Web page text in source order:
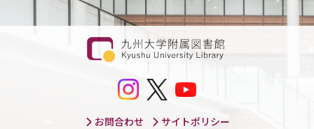
お問合わせ サイトポリシー